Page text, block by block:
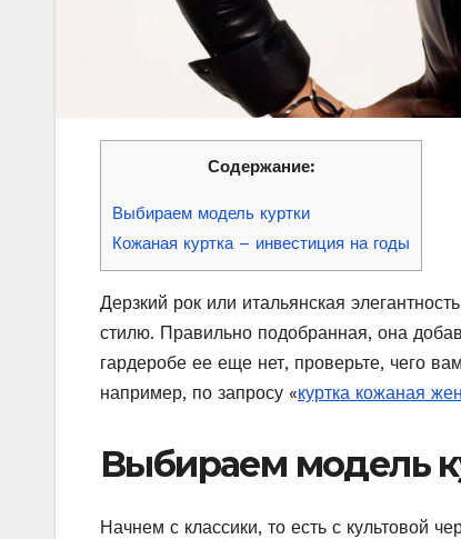
Содержание:
Выбираем модель куртки
Кожаная куртка – инвестиция на годы
Дерзкий рок или итальянская
стилю. Правильно подобранная, она
гардеробе ее еще нет, проверьте, чего
например, по запросу «куртка кожаная
Выбираем модель
Начнем с классики, то есть с культовой